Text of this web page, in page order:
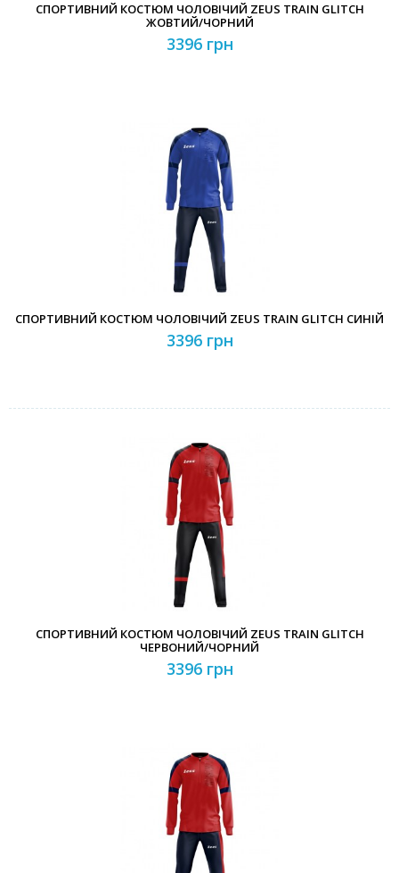
СПОРТИВНИЙ КОСТЮМ ЧОЛОВІЧИЙ ZEUS TRAIN GLITCH
ЖОВТИЙ/ЧОРНИЙ
3396 грн
СПОРТИВНИЙ КОСТЮМ ЧОЛОВІЧИЙ ZEUS TRAIN GLITCH СИНІЙ
3396 грн
СПОРТИВНИЙ КОСТЮМ ЧОЛОВІЧИЙ ZEUS TRAIN GLITCH
ЧЕРВОНИЙ/ЧОРНИЙ
3396 грн